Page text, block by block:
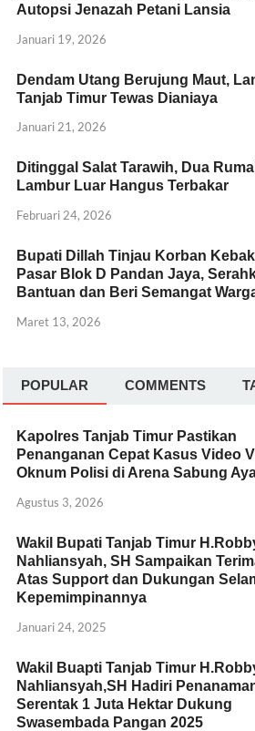
Autopsi Jenazah Petani Lansia
Januari 19, 2026
Dendam Utang Berujung Maut,
Tanjab Timur Tewas Dianiaya
Januari 21, 2026
Ditinggal Salat Tarawih, Dua
Lambur Luar Hangus Terbakar
Februari 24, 2026
Bupati Dillah Tinjau Korban
Pasar Blok D Pandan Jaya,
Bantuan dan Beri Semangat
Maret 13, 2026
POPULAR COMMENTS
Kapolres Tanjab Timur Pastikan
Penanganan Cepat Kasus Video
Oknum Polisi di Arena Sabung
Agustus 3, 2026
Wakil Bupati Tanjab Timur
Nahliansyah, SH Sampaikan
Atas Support dan Dukungan
Kepemimpinannya
Januari 24, 2025
Wakil Buapti Tanjab Timur
Nahliansyah,SH Hadiri
Serentak 1 Juta Hektar Dukung
Swasembada Pangan 2025